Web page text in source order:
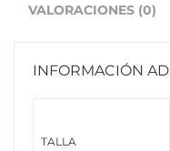
VALORACIONES (0)
INFORMACIÓN
TALLA